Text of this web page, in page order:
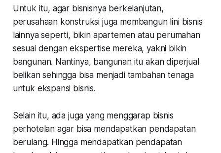
Untuk itu, agar bisnisnya berkelanjutan,
perusahaan konstruksi juga membangun lini bisnis
lainnya seperti, bikin apartemen atau perumahan
sesuai dengan ekspertise mereka, yakni bikin
bangunan. Nantinya, bangunan itu akan diperjual
belikan sehingga bisa menjadi tambahan tenaga
untuk ekspansi bisnis.
Selain itu, ada juga yang menggarap bisnis
perhotelan agar bisa mendapatkan pendapatan
berulang. Hingga mendapatkan pendapatan